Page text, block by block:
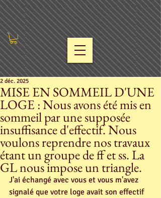
MISE EN SOMMEIL D'UNE
LOGE : Nous avons été mis en
sommeil par une supposée
insuffisance d'effectif. Nous
voulons reprendre nos travaux
étant un groupe de ff et ss. La
GL nous impose un triangle.
2 déc. 2025
J'ai échangé avec vous et vous m'avez
signalé que votre loge avait son effectif